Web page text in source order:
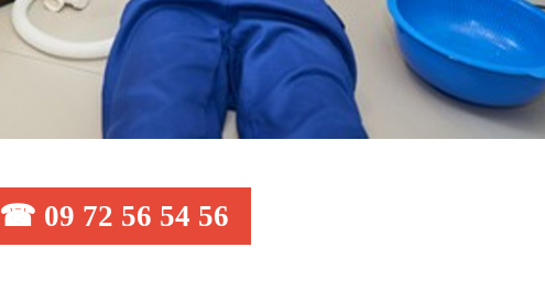
☎ 09 72 56 54 56